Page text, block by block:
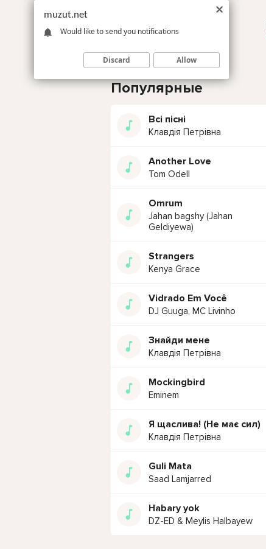
Популярные
Всі пісні
Клавдія Петрівна
Another Love
Tom Odell
Omrum
Jahan bagshy (Jahan
Geldiyewa)
Strangers
Kenya Grace
Vidrado Em Você
DJ Guuga, MC Livinho
Знайди мене
Клавдія Петрівна
Mockingbird
Eminem
Я щаслива! (Не має сил)
Клавдія Петрівна
Guli Mata
Saad Lamjarred
Habary yok
DZ-ED & Meylis Halbayew
muzut.net
Would like to send you notifications
Discard Allow